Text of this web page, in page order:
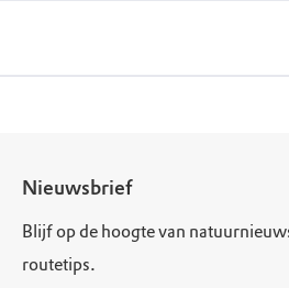
Nieuwsbrief
Blijf op de hoogte van
routetips.